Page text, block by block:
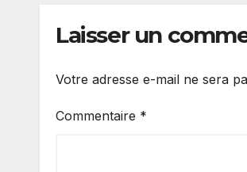
Laisser un
Votre adresse e-mail ne sera
Commentaire *